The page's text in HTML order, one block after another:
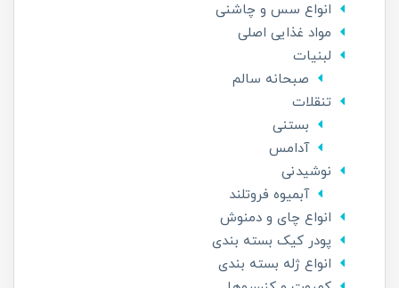
انواع سس و چاشنی
مواد غذایی اصلی
لبنیات
صبحانه سالم
تنقلات
بستنی
آدامس
نوشیدنی
آبمیوه فروتلند
انواع چای و دمنوش
پودر کیک بسته بندی
انواع ژله بسته بندی